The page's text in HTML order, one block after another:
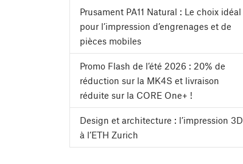
Prusament PA11 Natural : Le choix idéal
pour l’impression d’engrenages et de
pièces mobiles
Promo Flash de l’été 2026 : 20% de
réduction sur la MK4S et livraison
réduite sur la CORE One+ !
Design et architecture : l’impression 3D
à l’ETH Zurich